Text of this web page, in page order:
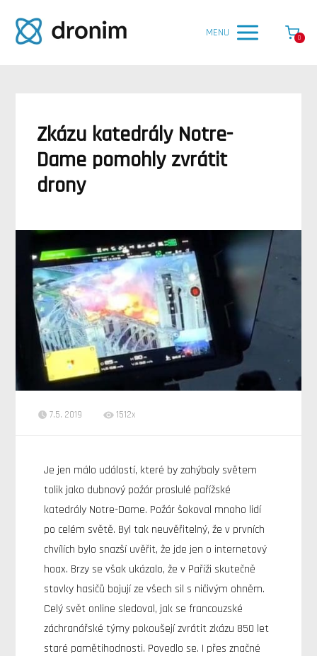
MENU 0
Zkázu katedrály Notre-
Dame pomohly zvrátit
drony
7.5. 2019 1512x
Je jen málo událostí, které by zahýbaly světem
tolik jako dubnový požár proslulé pařížské
katedrály Notre-Dame. Požár šokoval mnoho lidí
po celém světě. Byl tak neuvěřitelný, že v prvních
chvílích bylo snazší uvěřit, že jde jen o internetový
hoax. Brzy se však ukázalo, že v Paříži skutečně
stovky hasičů bojují ze všech sil s ničivým ohněm.
Celý svět online sledoval, jak se francouzské
záchranářské týmy pokoušejí zvrátit zkázu 850 let
staré pamětihodnosti. Povedlo se. I přes značné